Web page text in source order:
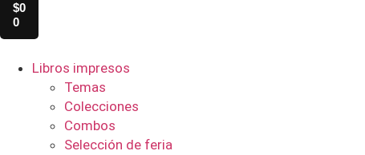
$0
0
Libros impresos
Temas
Colecciones
Combos
Selección de feria